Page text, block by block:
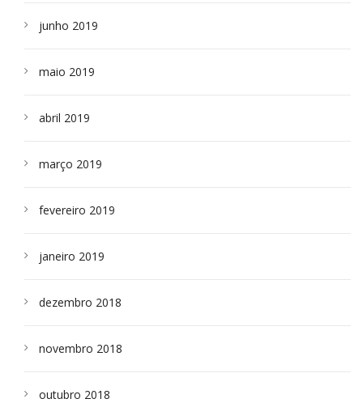
junho 2019
maio 2019
abril 2019
março 2019
fevereiro 2019
janeiro 2019
dezembro 2018
novembro 2018
outubro 2018